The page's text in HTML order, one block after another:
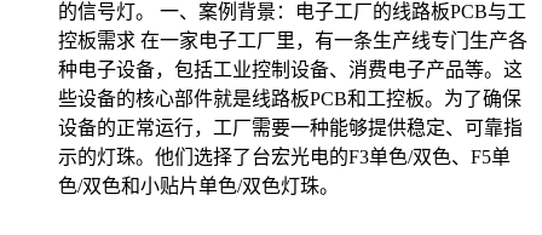
的信号灯。 一、案例背景：电子工厂的线路板PCB与工
控板需求 在一家电子工厂里，有一条生产线专门生产各
种电子设备，包括工业控制设备、消费电子产品等。这
些设备的核心部件就是线路板PCB和工控板。为了确保
设备的正常运行，工厂需要一种能够提供稳定、可靠指
示的灯珠。他们选择了台宏光电的F3单色/双色、F5单
色/双色和小贴片单色/双色灯珠。